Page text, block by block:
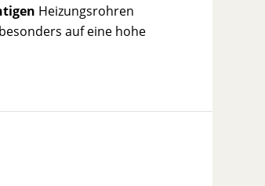
Heizungsrohren
auf eine hohe